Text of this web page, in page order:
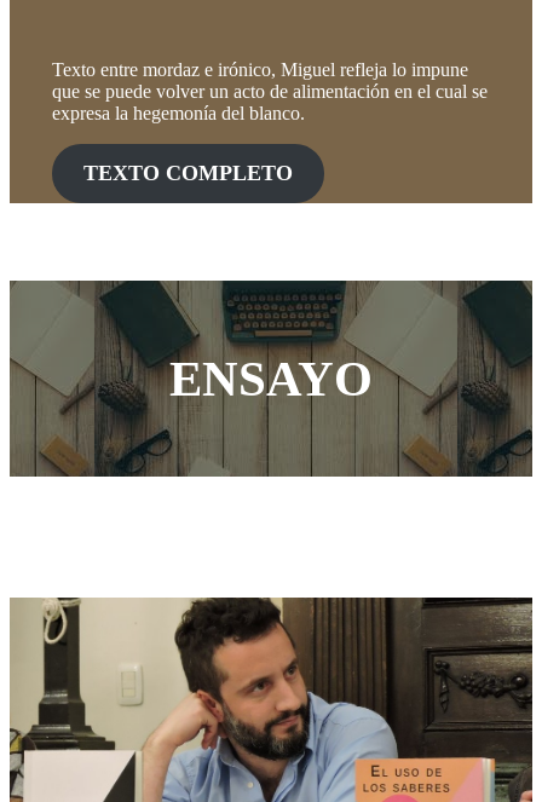
Texto entre mordaz e irónico, Miguel refleja lo impune
que se puede volver un acto de alimentación en el cual se
expresa la hegemonía del blanco.
TEXTO COMPLETO
ENSAYO